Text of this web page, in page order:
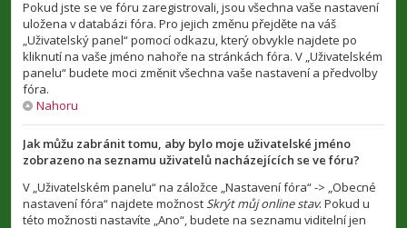
Pokud jste se ve fóru zaregistrovali, jsou všechna vaše nastavení
uložena v databázi fóra. Pro jejich změnu přejděte na váš
„Uživatelský panel“ pomocí odkazu, který obvykle najdete po
kliknutí na vaše jméno nahoře na stránkách fóra. V „Uživatelském
panelu“ budete moci změnit všechna vaše nastavení a předvolby
fóra.
Nahoru
Jak můžu zabránit tomu, aby bylo moje uživatelské jméno
zobrazeno na seznamu uživatelů nacházejících se ve fóru?
V „Uživatelském panelu“ na záložce „Nastavení fóra“ -> „Obecné
nastavení fóra“ najdete možnostSkrýt můj online stav. Pokud u
této možnosti nastavíte „Ano“, budete na seznamu viditelní jen